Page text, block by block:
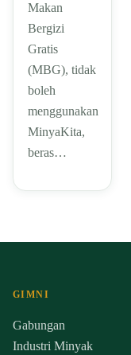
Makan
Bergizi
Gratis
(MBG), tidak
boleh
menggunakan
MinyaKita,
beras…
GIMNI
Gabungan
Industri Minyak